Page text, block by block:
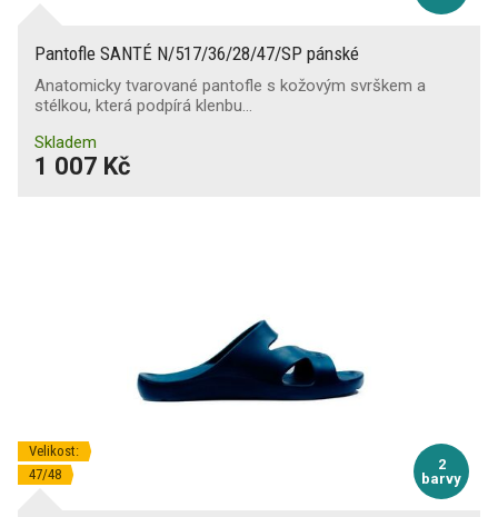
Pantofle SANTÉ N/517/36/28/47/SP pánské
Anatomicky tvarované pantofle s kožovým svrškem a
stélkou, která podpírá klenbu…
Skladem
1 007 Kč
2
barvy
Velikost:
47/48